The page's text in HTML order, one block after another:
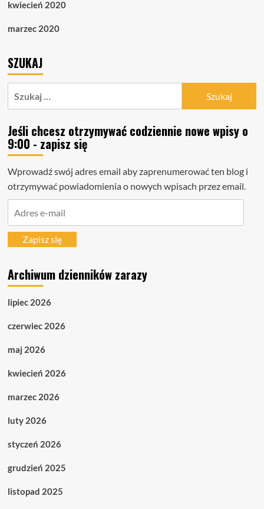
kwiecień 2020
marzec 2020
SZUKAJ
Jeśli chcesz otrzymywać codziennie nowe wpisy o
9:00 - zapisz się
Wprowadź swój adres email aby zaprenumerować ten blog i
otrzymywać powiadomienia o nowych wpisach przez email.
mailZapisz się
Archiwum dzienników zarazy
lipiec 2026
czerwiec 2026
maj 2026
kwiecień 2026
marzec 2026
luty 2026
styczeń 2026
grudzień 2025
listopad 2025